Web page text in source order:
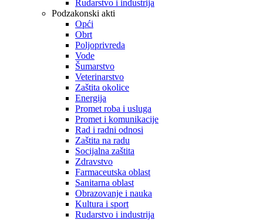
Rudarstvo i industrija
Podzakonski akti
Opći
Obrt
Poljoprivreda
Vode
Šumarstvo
Veterinarstvo
Zaštita okolice
Energija
Promet roba i usluga
Promet i komunikacije
Rad i radni odnosi
Zaštita na radu
Socijalna zaštita
Zdravstvo
Farmaceutska oblast
Sanitarna oblast
Obrazovanje i nauka
Kultura i sport
Rudarstvo i industrija